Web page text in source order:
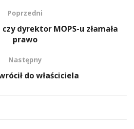
Poprzedni
dyrektor MOPS-u złamała
prawo
Następny
do właściciela